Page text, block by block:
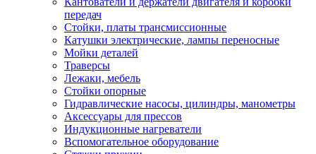
передач
Стойки, платы трансмиссионные
Катушки электрические, лампы переносные
Мойки деталей
Траверсы
Лежаки, мебель
Стойки опорные
Гидравлические насосы, цилиндры, манометры
Аксессуары для прессов
Индукционные нагреватели
Вспомогательное оборудование